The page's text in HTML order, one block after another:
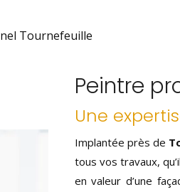
Tournefeuille
Peintre
Une
Implantée près de
tous vos travaux,
en valeur d’une